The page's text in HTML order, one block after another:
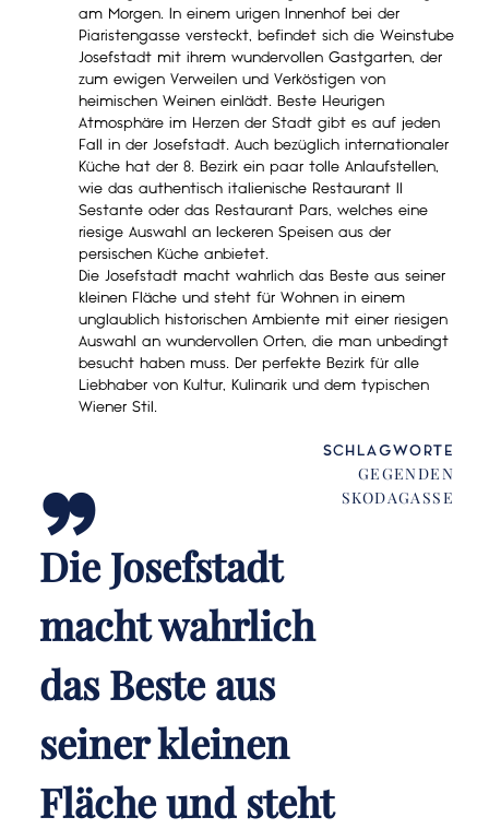
am Morgen. In einem urigen Innenhof bei der
Piaristengasse versteckt, befindet sich die Weinstube
Josefstadt mit ihrem wundervollen Gastgarten, der
zum ewigen Verweilen und Verköstigen von
heimischen Weinen einlädt. Beste Heurigen
Atmosphäre im Herzen der Stadt gibt es auf jeden
Fall in der Josefstadt. Auch bezüglich internationaler
Küche hat der 8. Bezirk ein paar tolle Anlaufstellen,
wie das authentisch italienische Restaurant Il
Sestante oder das Restaurant Pars, welches eine
riesige Auswahl an leckeren Speisen aus der
persischen Küche anbietet.
Die Josefstadt macht wahrlich das Beste aus seiner
kleinen Fläche und steht für Wohnen in einem
unglaublich historischen Ambiente mit einer riesigen
Auswahl an wundervollen Orten, die man unbedingt
besucht haben muss. Der perfekte Bezirk für alle
Liebhaber von Kultur, Kulinarik und dem typischen
Wiener Stil.
SCHLAGWORTE
GEGENDEN
SKODAGASSE
„
Die Josefstadt
macht wahrlich
das Beste aus
seiner kleinen
Fläche und steht